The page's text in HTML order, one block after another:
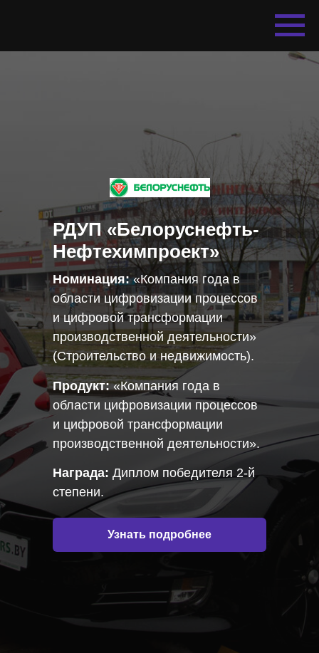
РДУП «Белоруснефть-
Нефтехимпроект»
Номинация:«Компания года в
области цифровизации процессов
и цифровой трансформации
производственной деятельности»
(Строительство и недвижимость).
Продукт:«Компания года в
области цифровизации процессов
и цифровой трансформации
производственной деятельности».
Награда: Диплом победителя 2-й
степени.
Узнать подробнее